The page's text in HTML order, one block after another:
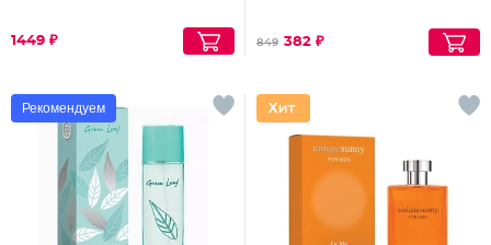
1449 ₽ 849 382 ₽
Рекомендуем